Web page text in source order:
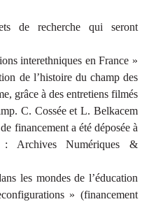
de recherche qui seront
interethniques en France »
de l’histoire du champ des
grâce à des entretiens filmés
C. Cossée et L. Belkacem
financement a été déposée à
Numériques &
les mondes de l’éducation
» (financement